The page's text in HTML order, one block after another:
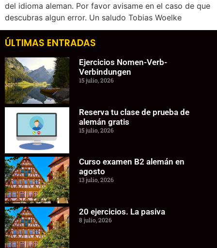
del idioma aleman. Por favor avisame en el caso de que
descubras algun error. Un saludo Tobias Woelke
ÚLTIMAS ENTRADAS
Ejercicios Nomen-Verb-
Verbindungen
15 julio, 2026
Reserva tu clase de prueba de
alemán gratis
15 julio, 2026
Curso examen B2 alemán en
agosto
13 julio, 2026
20 ejercicios. La pasiva
8 julio, 2026